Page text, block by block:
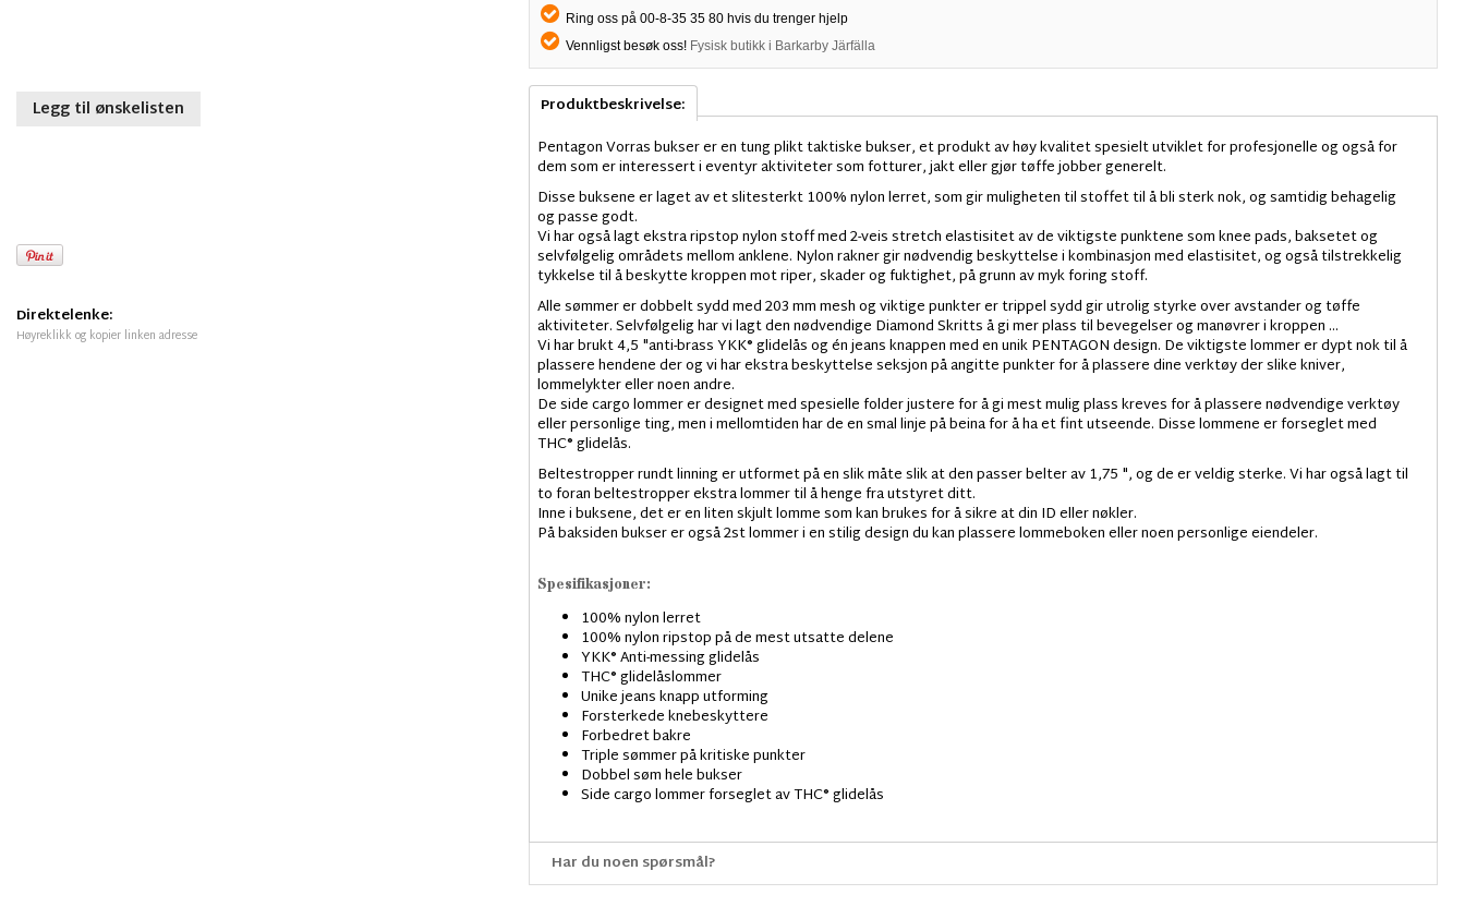
Legg til ønskelisten
Direktelenke:
Høyreklikk og kopier linken adresse
Ring oss på 00-8-35 35 80 hvis du trenger hjelp
Vennligst besøk oss! Fysisk butikk i Barkarby Järfälla
Produktbeskrivelse:
Pentagon Vorras bukser er en tung plikt taktiske bukser, et produkt av høy kvalitet spesielt utviklet for profesjonelle og også for
dem som er interessert i eventyr aktiviteter som fotturer, jakt eller gjør tøffe jobber generelt.
Disse buksene er laget av et slitesterkt 100% nylon lerret, som gir muligheten til stoffet til å bli sterk nok, og samtidig behagelig
og passe godt.
Vi har også lagt ekstra ripstop nylon stoff med 2-veis stretch elastisitet av de viktigste punktene som knee pads, baksetet og
selvfølgelig områdets mellom anklene. Nylon rakner gir nødvendig beskyttelse i kombinasjon med elastisitet, og også tilstrekkelig
tykkelse til å beskytte kroppen mot riper, skader og fuktighet, på grunn av myk foring stoff.
Alle sømmer er dobbelt sydd med 203 mm mesh og viktige punkter er trippel sydd gir utrolig styrke over avstander og tøffe
aktiviteter. Selvfølgelig har vi lagt den nødvendige Diamond Skritts å gi mer plass til bevegelser og manøvrer i kroppen ...
Vi har brukt 4,5 "anti-brass YKK® glidelås og én jeans knappen med en unik PENTAGON design. De viktigste lommer er dypt nok til å
plassere hendene der og vi har ekstra beskyttelse seksjon på angitte punkter for å plassere dine verktøy der slike kniver,
lommelykter eller noen andre.
De side cargo lommer er designet med spesielle folder justere for å gi mest mulig plass kreves for å plassere nødvendige verktøy
eller personlige ting, men i mellomtiden har de en smal linje på beina for å ha et fint utseende. Disse lommene er forseglet med
THC® glidelås.
Beltestropper rundt linning er utformet på en slik måte slik at den passer belter av 1,75 ", og de er veldig sterke. Vi har også lagt til
to foran beltestropper ekstra lommer til å henge fra utstyret ditt.
Inne i buksene, det er en liten skjult lomme som kan brukes for å sikre at din ID eller nøkler.
På baksiden bukser er også 2st lommer i en stilig design du kan plassere lommeboken eller noen personlige eiendeler.
Spesifikasjoner:
100% nylon lerret
100% nylon ripstop på de mest utsatte delene
YKK® Anti-messing glidelås
THC® glidelåslommer
Unike jeans knapp utforming
Forsterkede knebeskyttere
Forbedret bakre
Triple sømmer på kritiske punkter
Dobbel søm hele bukser
Side cargo lommer forseglet av THC® glidelås
Har du noen spørsmål?